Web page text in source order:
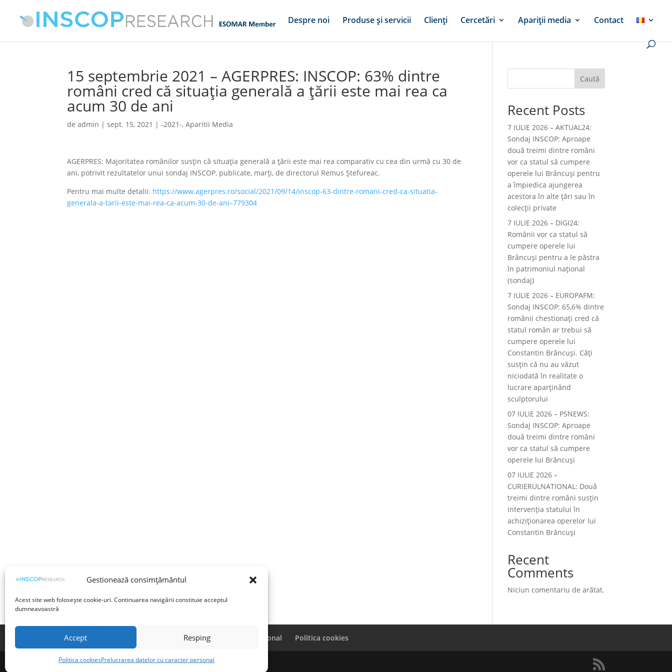
Gestionează consimțământul
Acest site web folosește cookie-uri. Continuarea navigării constituie acceptul
dumneavoastră
Accept Resping
Politica cookiesPrelucrarea datelor cu caracter personal
Despre noi Produse și servicii Clienți Cercetări Apariții media Contact
15 septembrie 2021 – AGERPRES: INSCOP: 63% dintre
români cred că situaţia generală a ţării este mai rea ca
acum 30 de ani
deadmin |sept. 15, 2021 |-2021-,Aparitii Media
AGERPRES: Majoritatea românilor susţin că situaţia generală a ţării este mai rea comparativ cu cea din urmă cu 30 de
ani, potrivit rezultatelor unui sondaj INSCOP, publicate, marţi, de directorul Remus Ştefureac.
Pentru mai multe detalii: https://www.agerpres.ro/social/2021/09/14/inscop-63-dintre-romani-cred-ca-situatia-
generala-a-tarii-este-mai-rea-ca-acum-30-de-ani–779304
Caută
Recent Posts
7 IULIE 2026 – AKTUAL24:
Sondaj INSCOP: Aproape
două treimi dintre români
vor ca statul să cumpere
operele lui Brâncuşi pentru
a împiedica ajungerea
acestora în alte ţări sau în
colecţii private
7 IULIE 2026 – DIGI24:
Românii vor ca statul să
cumpere operele lui
Brâncuși pentru a le păstra
în patrimoniul național
(sondaj)
7 IULIE 2026 – EUROPAFM:
Sondaj INSCOP: 65,6% dintre
românii chestionați cred că
statul român ar trebui să
cumpere operele lui
Constantin Brâncuși. Câți
susțin că nu au văzut
niciodată în realitate o
lucrare aparținând
sculptorului
07 IULIE 2026 – PSNEWS:
Sondaj INSCOP: Aproape
două treimi dintre români
vor ca statul să cumpere
operele lui Brâncuși
07 IULIE 2026 –
CURIERULNATIONAL: Două
treimi dintre români susțin
intervenția statului în
achiziționarea operelor lui
Constantin Brâncuși
Recent
Comments
Niciun comentariu de arătat.
Termeni și condiții Prelucrarea datelor cu caracter personal Politica cookies
©INSCOP Research